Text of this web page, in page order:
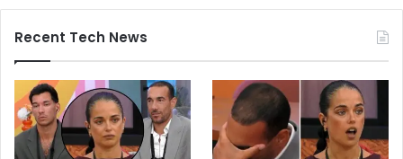
Recent Tech News